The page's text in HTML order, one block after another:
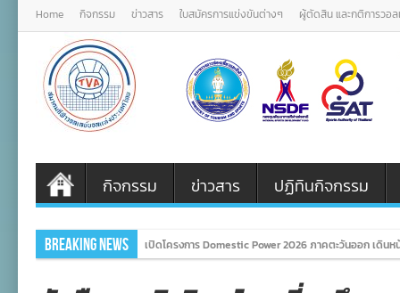
Home กิจกรรม ข่าวสาร ใบสมัครการแข่งขันต่างๆ ผู้ตัดสิน และกติการวอ
กิจกรรม ข่าวสาร ปฏิทินกิจกรรม
Breaking News เปิดโครงการ Domestic Power 2026 ภาคตะวันออก เดิ